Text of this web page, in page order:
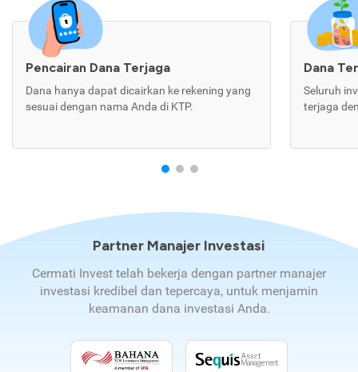
Pencairan Dana Terjaga
Dana hanya dapat dicairkan ke rekening yang
sesuai dengan nama Anda di KTP.
Dana
Seluruh
terjaga
Partner Manajer Investasi
Cermati Invest telah bekerja dengan partner manajer
investasi kredibel dan tepercaya, untuk menjamin
keamanan dana investasi Anda.